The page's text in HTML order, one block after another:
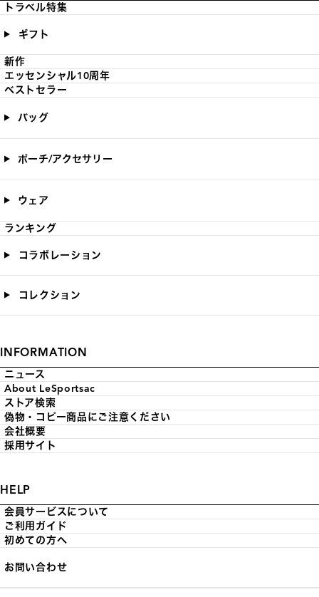
トラベル特集
ギフト
新作
エッセンシャル10周年
ベストセラー
バッグ
ポーチ/アクセサリー
ウェア
ランキング
コラボレーション
コレクション
INFORMATION
ニュース
About LeSportsac
ストア検索
偽物・コピー商品にご注意ください
会社概要
採用サイト
HELP
会員サービスについて
ご利用ガイド
初めての方へ
お問い合わせ